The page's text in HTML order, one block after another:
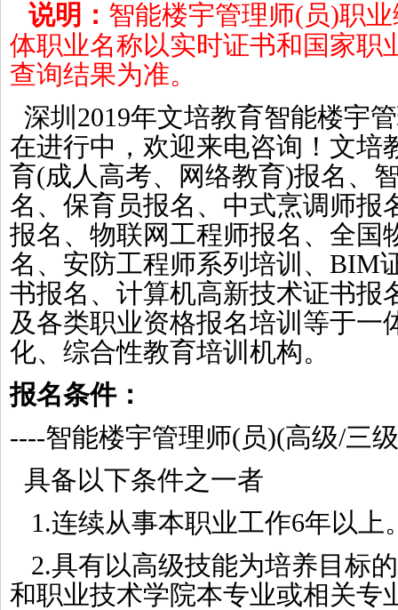
说明： 智能楼宇管理师(员)职业
体职业名称以实时证书和国家职
查询结果为准。
深圳 2019年文培教育智能楼宇
在进行中，欢迎来电咨询！ 文培
育(成人高考、网络教育)报名、
名、保育员报名、中式烹调师报
报名、物联网工程师报名、全国
名、安防工程师系列培训、BIM
书报名、计算机高新技术证书报
及各类职业资格报名培训等于一
化、综合性教育培训机构。
报名条件：
----智能楼宇管理师(员)(高级/三级
具备以下条件之一者
1.连续从事本职业工作6年以上
2.具有以高级技能为培养目标
和职业技术学院本专业或相关专